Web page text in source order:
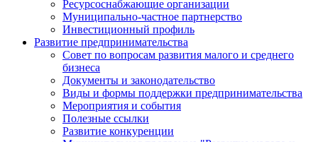
Ресурсоснабжающие организации
Муниципально-частное партнерство
Инвестиционный профиль
Развитие предпринимательства
Совет по вопросам развития малого и среднего
бизнеса
Документы и законодательство
Виды и формы поддержки предпринимательства
Мероприятия и события
Полезные ссылки
Развитие конкуренции